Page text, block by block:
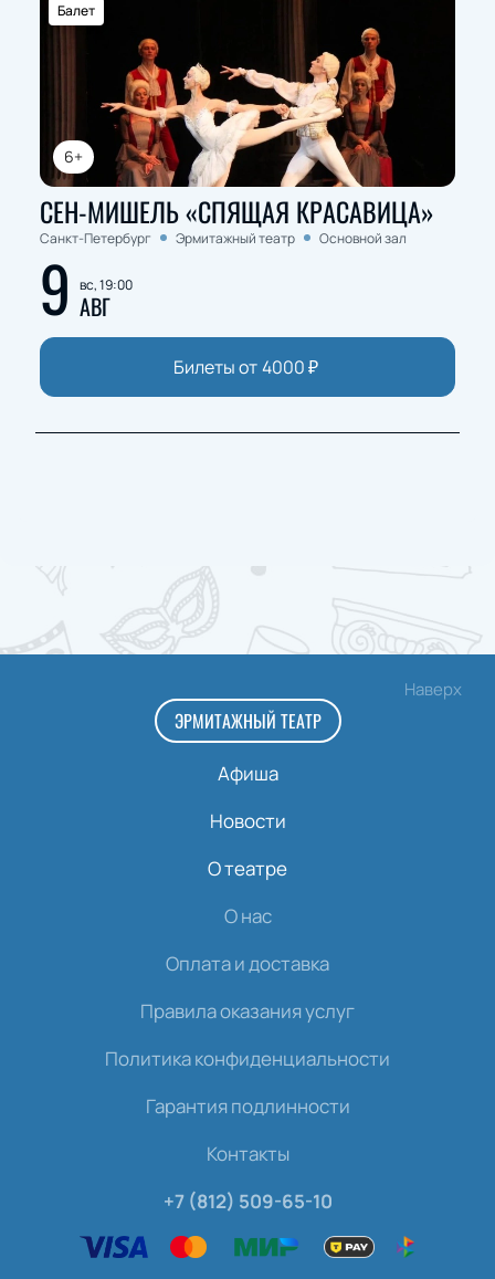
6+
Балет
СЕН-МИШЕЛЬ «СПЯЩАЯ КРАСАВИЦА»
Санкт-Петербург Эрмитажный театр Основной зал
9 вс, 19:00
АВГ
Билеты от 4000₽
Наверх
ЭРМИТАЖНЫЙ ТЕАТР
Афиша
Новости
О театре
О нас
Оплата и доставка
Правила оказания услуг
Политика конфиденциальности
Гарантия подлинности
Контакты
+7 (812) 509-65-10